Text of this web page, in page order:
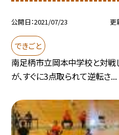
公開日 2021/07/23 更
できごと
南足柄市立岡本中学校と対戦
が、すぐに3点取られて逆転さ...